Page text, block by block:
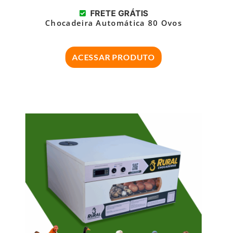
FRETE GRÁTIS
Chocadeira Automática 80 Ovos
ACESSAR PRODUTO